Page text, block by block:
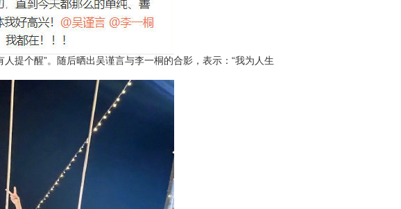
提个醒”。随后晒出吴谨言与李一桐的合影，表示：“我为人生